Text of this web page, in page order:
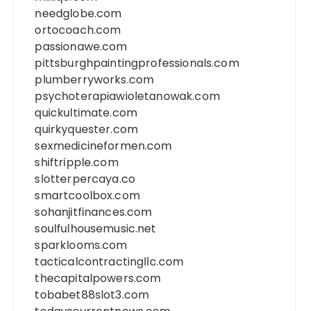
needglobe.com
ortocoach.com
passionawe.com
pittsburghpaintingprofessionals.com
plumberryworks.com
psychoterapiawioletanowak.com
quickultimate.com
quirkyquester.com
sexmedicineformen.com
shiftripple.com
slotterpercaya.co
smartcoolbox.com
sohanjitfinances.com
soulfulhousemusic.net
sparklooms.com
tacticalcontractingllc.com
thecapitalpowers.com
tobabet88slot3.com